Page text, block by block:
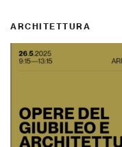
ARCHITETTURA